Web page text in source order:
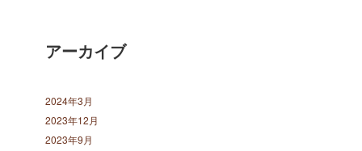
アーカイブ
2024年3月
2023年12月
2023年9月